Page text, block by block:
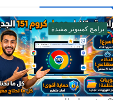
برامج كمبيوتر مفيدة